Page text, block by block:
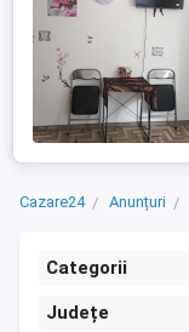
Cazare24 Anunțuri
Categorii
Județe